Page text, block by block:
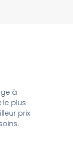
à
le plus
prix